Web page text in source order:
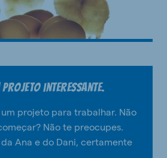
interessante.
projeto para trabalhar. Não
Não te preocupes.
Ana e do Dani, certamente